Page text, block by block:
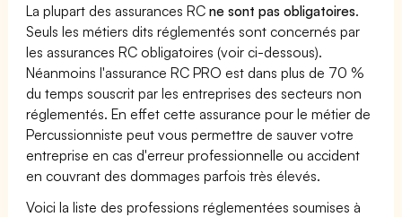
La plupart des assurances RCne sont pas obligatoires.
Seuls les métiers dits réglementés sont concernés par
les assurances RC obligatoires (voir ci-dessous).
Néanmoins l'assurance RC PRO est dans plus de 70 %
du temps souscrit par les entreprises des secteurs non
réglementés. En effet cette assurance pour le métier de
Percussionniste peut vous permettre de sauver votre
entreprise en cas d'erreur professionnelle ou accident
en couvrant des dommages parfois très élevés.
Voici la liste des professions réglementées soumises à